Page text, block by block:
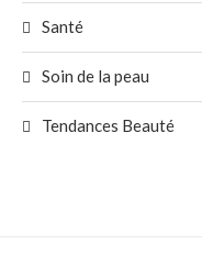
Santé
Soin de la peau
Tendances Beauté